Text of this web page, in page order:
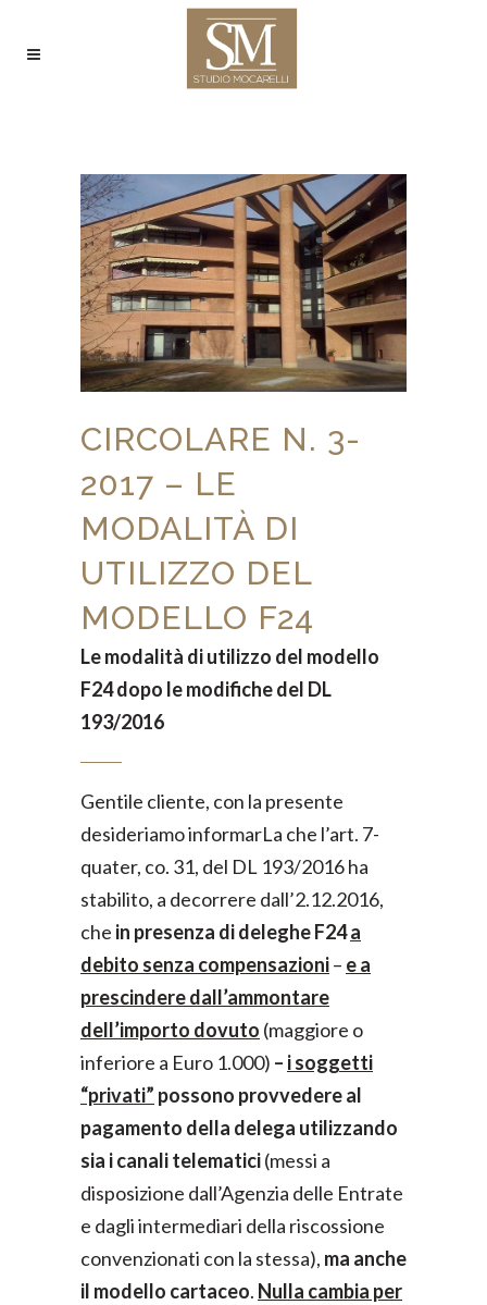
CIRCOLARE N. 3-
2017 – LE
MODALITÀ DI
UTILIZZO DEL
MODELLO F24
Le modalità di utilizzo del modello
F24 dopo le modifiche del DL
193/2016
Gentile cliente, con la presente
desideriamo informarLa che l’art. 7-
quater, co. 31, del DL 193/2016 ha
stabilito, a decorrere dall’2.12.2016,
che in presenza di deleghe F24a
debito senza compensazioni– e a
prescindere dall’ammontare
dell’importo dovuto (maggiore o
inferiore a Euro 1.000) – i soggetti
“privati” possono provvedere al
pagamento della delega utilizzando
sia i canali telematici(messi a
disposizione dall’Agenzia delle Entrate
e dagli intermediari della riscossione
convenzionati con la stessa), ma anche
il modello cartaceo. Nulla cambia per